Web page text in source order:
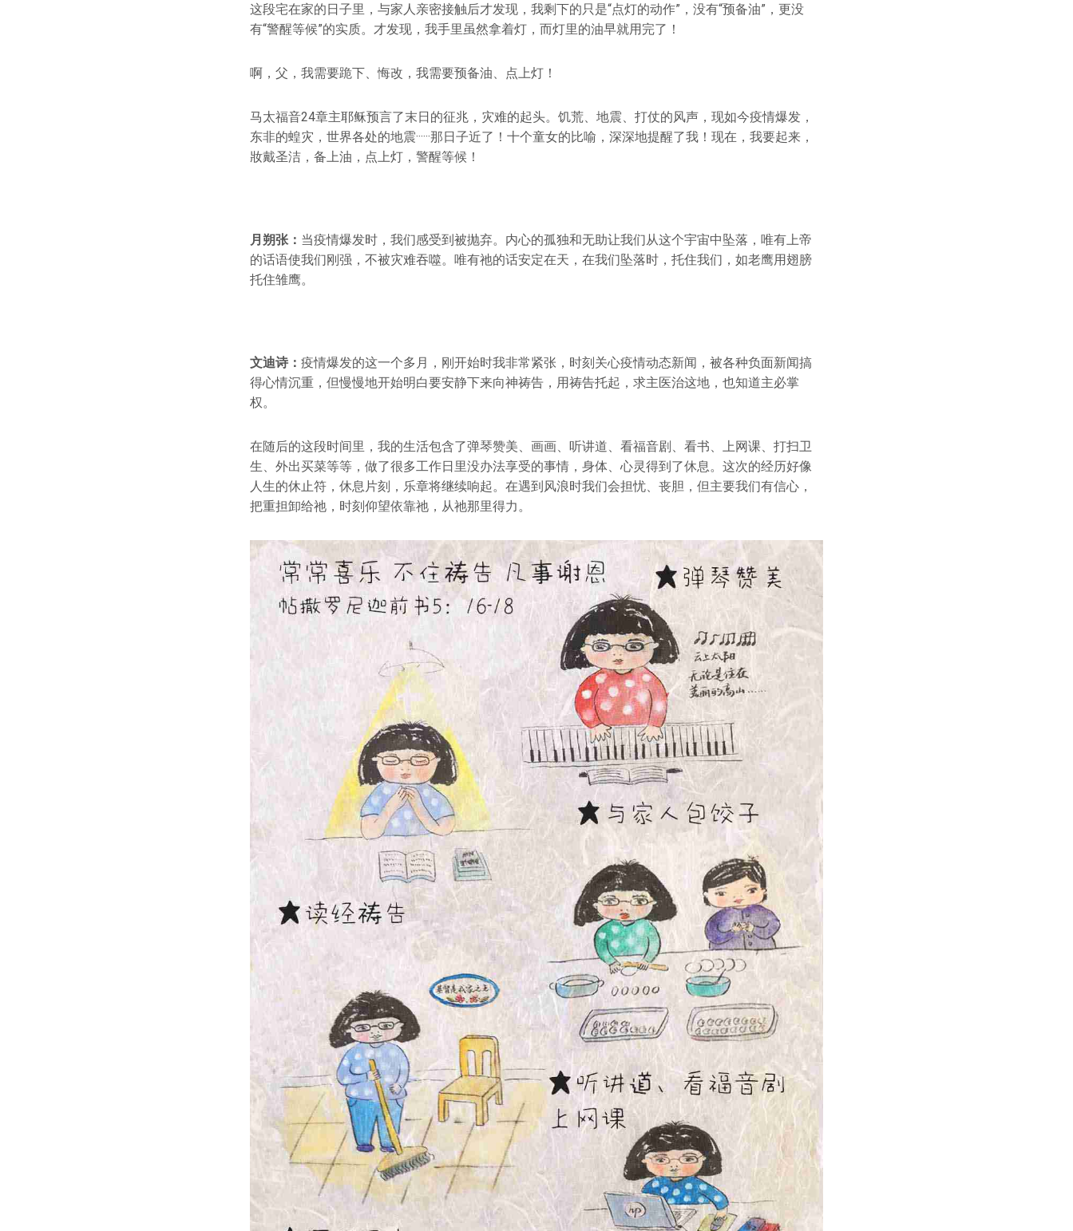
这段宅在家的日子里，与家人亲密接触后才发现，我剩下的只是“点灯的动作”，没有“预备油”，更没
有“警醒等候”的实质。才发现，我手里虽然拿着灯，而灯里的油早就用完了！
啊，父，我需要跪下、悔改，我需要预备油、点上灯！
马太福音24章主耶稣预言了末日的征兆，灾难的起头。饥荒、地震、打仗的风声，现如今疫情爆发，
东非的蝗灾，世界各处的地震······那日子近了！十个童女的比喻，深深地提醒了我！现在，我要起来，
妝戴圣洁，备上油，点上灯，警醒等候！
月朔张： 当疫情爆发时，我们感受到被抛弃。内心的孤独和无助让我们从这个宇宙中坠落，唯有上帝
的话语使我们刚强，不被灾难吞噬。唯有祂的话安定在天，在我们坠落时，托住我们，如老鹰用翅膀
托住雏鹰。
文迪诗： 疫情爆发的这一个多月，刚开始时我非常紧张，时刻关心疫情动态新闻，被各种负面新闻搞
得心情沉重，但慢慢地开始明白要安静下来向神祷告，用祷告托起，求主医治这地，也知道主必掌
权。
在随后的这段时间里，我的生活包含了弹琴赞美、画画、听讲道、看福音剧、看书、上网课、打扫卫
生、外出买菜等等，做了很多工作日里没办法享受的事情，身体、心灵得到了休息。这次的经历好像
人生的休止符，休息片刻，乐章将继续响起。在遇到风浪时我们会担忧、丧胆，但主要我们有信心，
把重担卸给祂，时刻仰望依靠祂，从祂那里得力。